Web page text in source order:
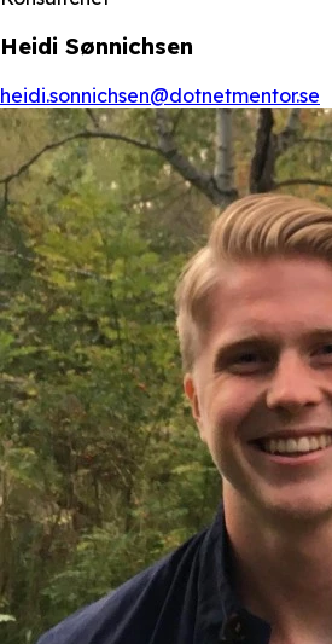
Heidi Sønnichsen
heidi.sonnichsen@dotnetmentor.se